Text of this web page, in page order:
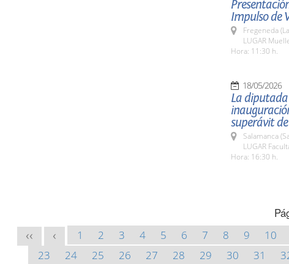
Impulso de
Fregeneda
LUGAR
Hora: 11:30 h.
18/05/2026
La diputada
superávit
Salamanca
LUGAR
Hora: 16:30 h.
<< < 1 2 3 4 5 6 7 8 9 10
23
24 25 26 27 28 29 30 31